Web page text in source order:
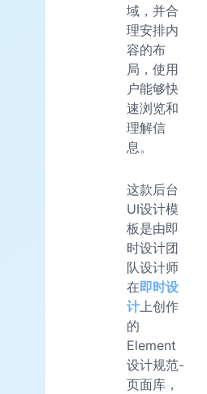
域，并合
理安排内
容的布
局，使用
户能够快
速浏览和
理解信
息。
这款后台
UI设计模
板是由即
时设计团
队设计师
在即时设
计 上创作
的
Element
设计规范-
页面库，